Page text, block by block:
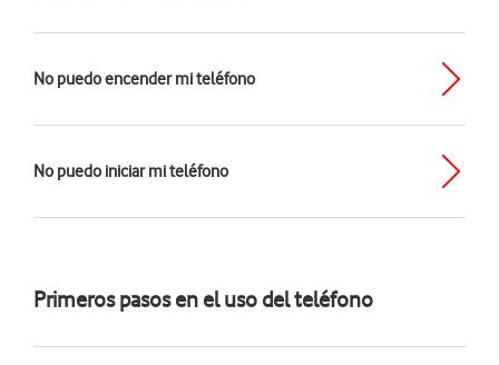
No puedo encender mi teléfono
No puedo iniciar mi teléfono
Primeros pasos en el uso del teléfono